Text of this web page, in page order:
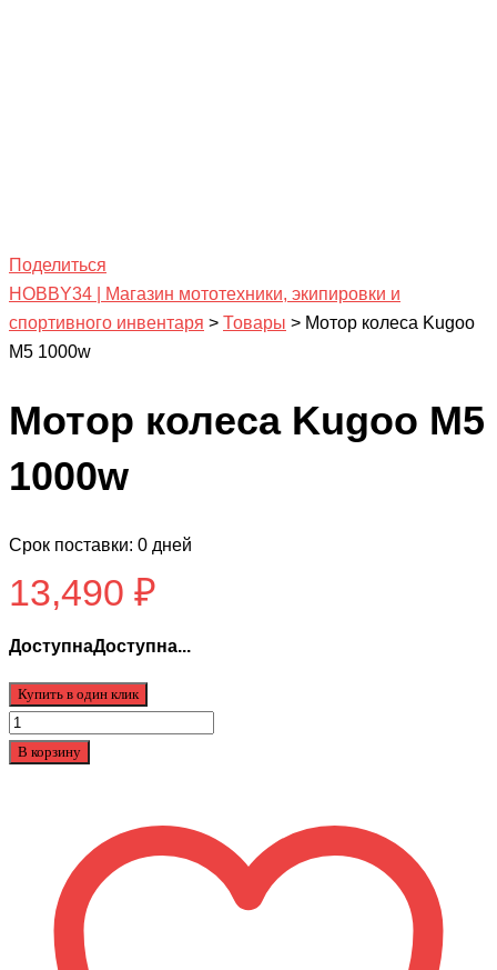
Поделиться
HOBBY34 | Магазин мототехники, экипировки и
спортивного инвентаря > Товары > Мотор колеса Kugoo
M5 1000w
Мотор колеса Kugoo M5
1000w
Срок поставки: 0 дней
13,490 ₽
ДоступнаДоступна...
Купить в один клик
Количество
товара
1000w
В корзину